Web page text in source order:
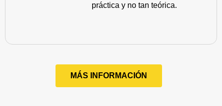
práctica y no tan teórica.
MÁS INFORMACIÓN